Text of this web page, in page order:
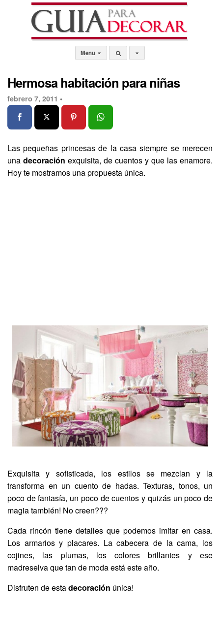
Menu
Hermosa habitación para niñas
febrero 7, 2011 •
Las pequeñas princesas de la casa siempre se merecen
una decoración exquisita, de cuentos y que las enamore.
Hoy te mostramos una propuesta única.
Exquisita y sofisticada, los estilos se mezclan y la
transforma en un cuento de hadas. Texturas, tonos, un
poco de fantasía, un poco de cuentos y quizás un poco de
magia también! No creen???
Cada rincón tiene detalles que podemos imitar en casa.
Los armarios y placares. La cabecera de la cama, los
cojines, las plumas, los colores brillantes y ese
madreselva que tan de moda está este año.
Disfruten de estadecoración única!